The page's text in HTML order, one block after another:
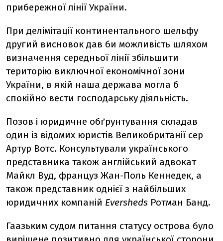
прибережної лінії України.
При делімітації континентального шельфу
другий висновок дав би можливість шляхом
визначення середньої лінії збільшити
територію виключної економічної зони
України, в якій наша держава могла б
спокійно вести господарську діяльність.
Позов і юридичне обґрунтування складав
один із відомих юристів Великобританії сер
Артур Вотс. Консультували українського
представника також англійський адвокат
Майкл Вуд, француз Жан-Поль Кеннедек, а
також представник однієї з найбільших
юридичних компаній Eversheds Ротман Банд.
Гаазьким судом питання статусу острова було